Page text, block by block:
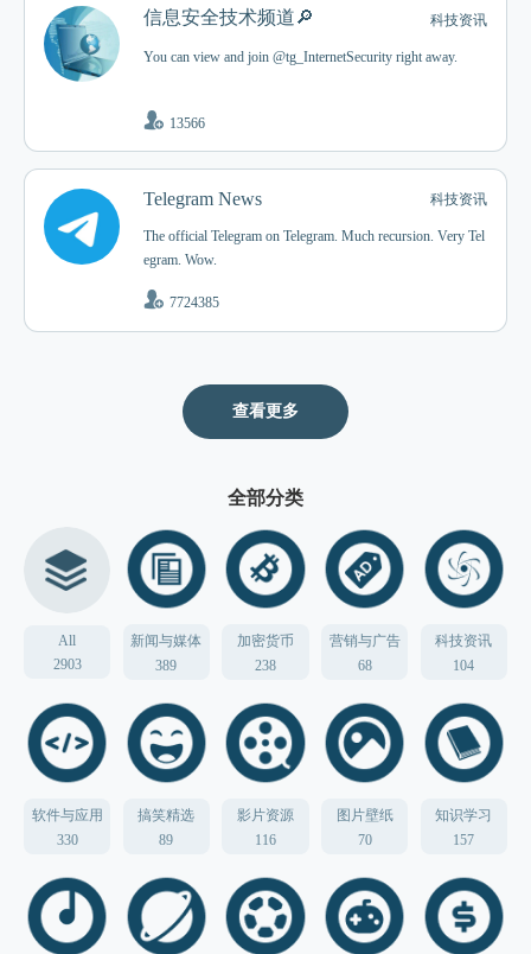
信息安全技术频道🔎 科技资讯
You can view and join @tg_InternetSecurity right away.
13566
Telegram News 科技资讯
The official Telegram on Telegram. Much recursion. Very Tel
egram. Wow.
7724385
查看更多
全部分类
All
2903
新闻与媒体
389
加密货币
238
营销与广告
68
科技资讯
104
软件与应用
330
搞笑精选
89
影片资源
116
图片壁纸
70
知识学习
157